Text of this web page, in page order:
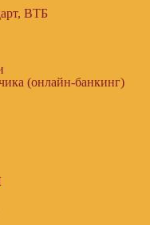
ВТБ
(онлайн-банкинг)